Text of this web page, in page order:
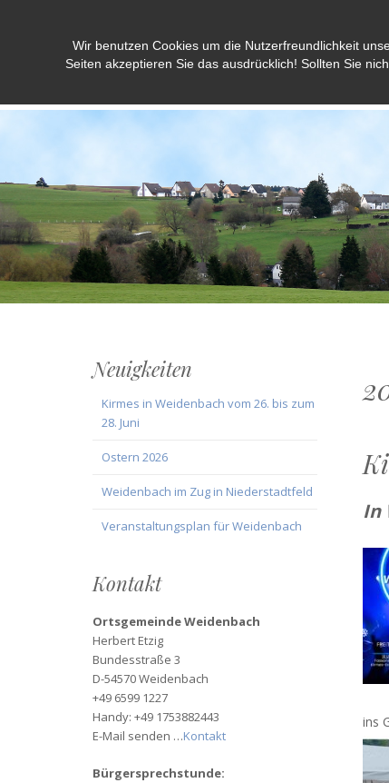
Wir benutzen Cookies um die Nutzerfreundlichkeit
Seiten akzeptieren Sie das ausdrücklich! Sollten Sie
Weidenbach/Eifel
In
ins
Neuigkeiten
Kirmes in Weidenbach vom 26. bis zum
28. Juni
Ostern 2026
Weidenbach im Zug in Niederstadtfeld
Veranstaltungsplan für Weidenbach
Kontakt
Ortsgemeinde Weidenbach
Herbert Etzig
Bundesstraße 3
D-54570 Weidenbach
+49 6599 1227
Handy: +49 1753882443
E-Mail senden …Kontakt
Bürgersprechstunde: